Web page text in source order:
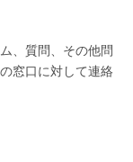
、質問、その他問
窓口に対して連絡